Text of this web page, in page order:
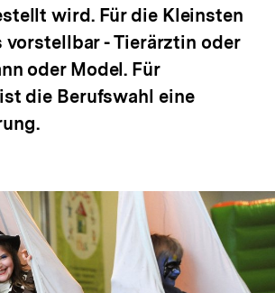
wird. Für die Kleinsten
vorstellbar - Tierärztin oder
oder Model. Für
die Berufswahl eine